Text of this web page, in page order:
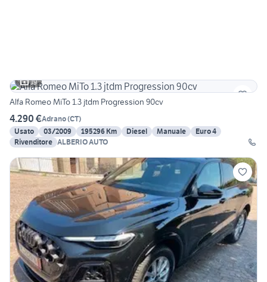
19
Alfa Romeo MiTo 1.3 jtdm Progression 90cv
4.290 €Adrano(CT)
Usato
03/2009 195296 Km Diesel Manuale
Euro 4
Rivenditore ALBERIO AUTO